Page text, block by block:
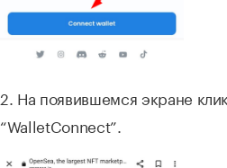
2. На появившемся экране
“WalletConnect”.